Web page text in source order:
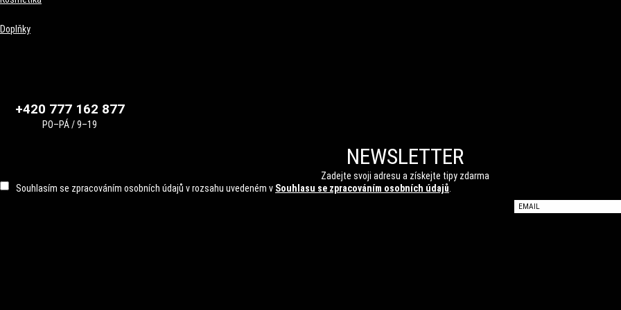
Doplňky
+420 777 162 877
PO–PÁ / 9–19
NEWSLETTER
Zadejte svoji adresu a získejte tipy zdarma
Souhlasím se zpracováním osobních údajů v rozsahu uvedeném v Souhlasu se zpracováním osobních údajů